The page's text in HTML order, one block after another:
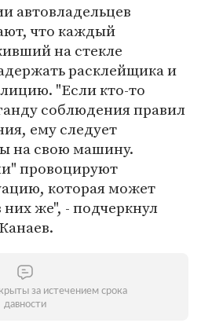
автовладельцев
что каждый
на стекле
расклейщика и
"Если кто-то
соблюдения правил
ему следует
на свою машину.
провоцируют
которая может
же", - подчеркнул
за истечением срока
давности